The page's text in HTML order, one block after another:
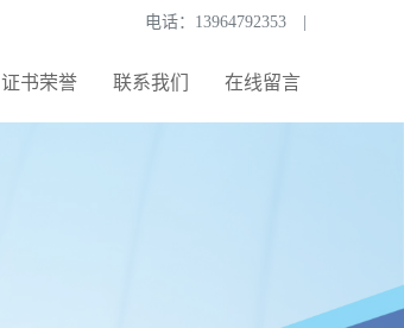
电话： 13964792353
证书荣誉 联系我们 在线留言